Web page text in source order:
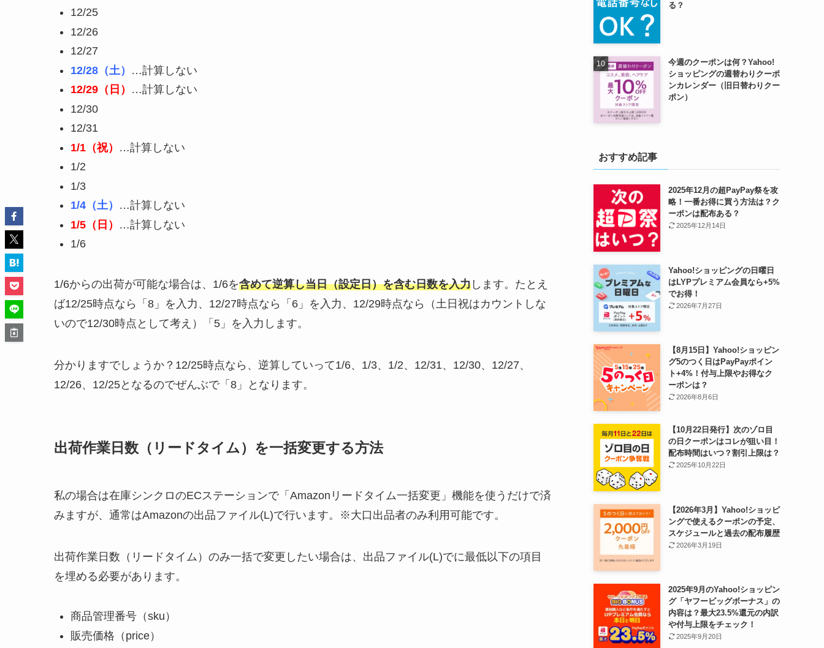
12/25
12/26
12/27
12/28（土） …計算しない
12/29（日） …計算しない
12/30
12/31
1/1（祝） …計算しない
1/2
1/3
1/4（土） …計算しない
1/5（日） …計算しない
1/6
1/6からの出荷が可能な場合は、1/6を含めて逆算し当日（設定日）を含む日数を入力 します。たとえ
ば12/25時点なら「8」を入力、12/27時点なら「6」を入力、12/29時点なら（土日祝はカウントしな
いので12/30時点として考え）「5」を入力します。
分かりますでしょうか？12/25時点なら、逆算していって1/6、1/3、1/2、12/31、12/30、12/27、
12/26、12/25となるのでぜんぶで「8」となります。
出荷作業日数（リードタイム）を一括変更する方法
私の場合は在庫シンクロのECステーションで「Amazonリードタイム一括変更」機能を使うだけで済
みますが、通常はAmazonの出品ファイル(L)で行います。※大口出品者のみ利用可能です。
出荷作業日数（リードタイム）のみ一括で変更したい場合は、出品ファイル(L)でに最低以下の項目
を埋める必要があります。
商品管理番号（sku）
販売価格（price）
る？
今週のクーポンは何？Yahoo!
ショッピングの週替わりクーポ
ンカレンダー（旧日替わりクー
ポン）
おすすめ記事
2025年12月の超PayPay祭を攻
略！一番お得に買う方法は？ク
ーポンは配布ある？
2025年12月14日
Yahoo!ショッピングの日曜日
はLYPプレミアム会員なら+5%
でお得！
2026年7月27日
【8月15日】Yahoo!ショッピン
グ5のつく日はPayPayポイン
ト+4%！付与上限やお得なク
ーポンは？
2026年8月6日
【10月22日発行】次のゾロ目
の日クーポンはコレが狙い目！
配布時間はいつ？割引上限は？
2025年10月22日
【2026年3月】Yahoo!ショッピ
ングで使えるクーポンの予定、
スケジュールと過去の配布履歴
2026年3月19日
2025年9月のYahoo!ショッピン
グ「ヤフービッグボーナス」の
内容は？最大23.5%還元の内訳
や付与上限をチェック！
2025年9月20日